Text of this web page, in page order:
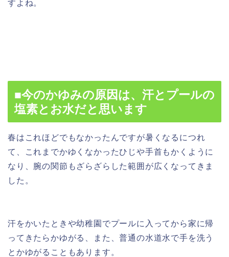
すよね。
■今のかゆみの原因は、汗とプールの
塩素とお水だと思います
春はこれほどでもなかったんですが暑くなるにつれ
て、これまでかゆくなかったひじや手首もかくように
なり、腕の関節もざらざらした範囲が広くなってきま
した。
汗をかいたときや幼稚園でプールに入ってから家に帰
ってきたらかゆがる、また、普通の水道水で手を洗う
とかゆがることもあります。